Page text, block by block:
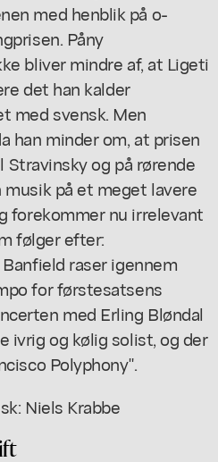
med henblik på o-
Påny
bliver mindre af, at Ligeti
det han kalder
med svensk. Men
han minder om, at prisen
og på rørende
på et meget lavere
forekommer nu irrelevant
følger efter:
raser igennem
for førstesatsens
med Erling Bløndal
ivrig og kølig solist, og der
Polyphony".
Niels Krabbe